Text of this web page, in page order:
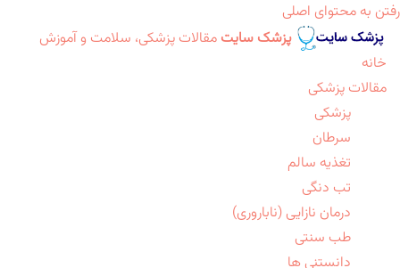
رفتن به محتوای اصلی
پزشک سایت مقالات پزشکی، سلامت و آموزش
خانه
مقالات پزشکی
پزشکی
سرطان
تغذیه سالم
تب دنگی
درمان نازایی (ناباروری)
طب سنتی
دانستنی ها